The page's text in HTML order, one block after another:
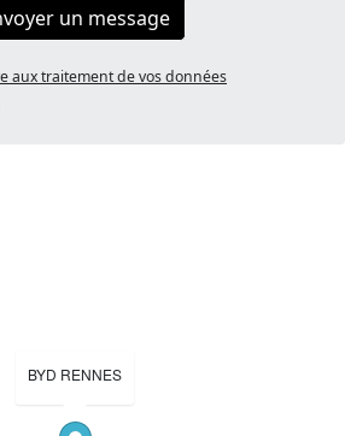
un message
aux traitement de vos données
BYD RENNES